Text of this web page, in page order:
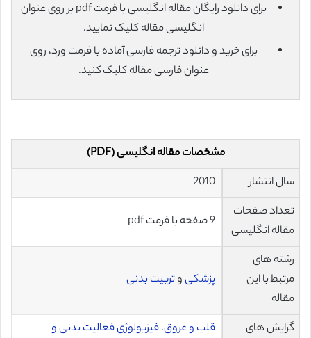
برای دانلود رایگان مقاله انگلیسی با فرمت pdf بر روی عنوان
انگلیسی مقاله کلیک نمایید.
برای خرید و دانلود ترجمه فارسی آماده با فرمت ورد، روی
عنوان فارسی مقاله کلیک کنید.
مشخصات مقاله انگلیسی (PDF)
سال انتشار
تعداد صفحات
مقاله انگلیسی
رشته های
مرتبط با این
مقاله
پزشکیوتربیت بدنی
گرایش های
قلب و عروق،فیزیولوژی فعالیت بدنی و